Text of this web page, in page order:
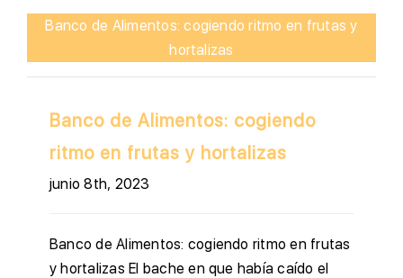
Banco de Alimentos: cogiendo ritmo en frutas y
hortalizas
Banco de Alimentos: cogiendo
ritmo en frutas y hortalizas
junio 8th, 2023
Banco de Alimentos: cogiendo ritmo en frutas
y hortalizas El bache en que había caído el